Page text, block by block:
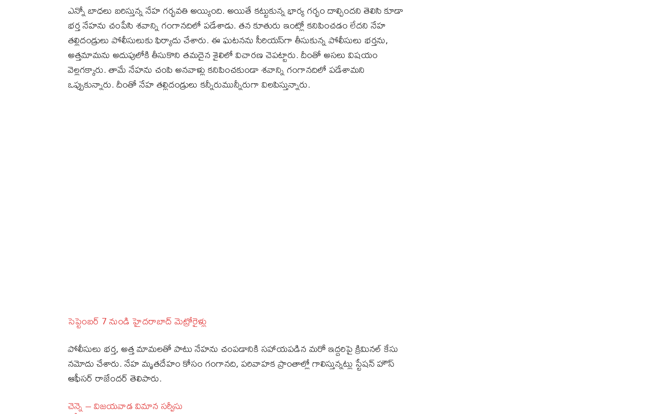
ఎన్నో బాధలు బరిస్తున్న నేహ గర్భవతి అయ్యింది. అయితే కట్టుకున్న భార్య గర్భం దాల్చిందని తెలిసి కూడా
భర్త నేహను చంపేసి శవాన్ని గంగానదిలో పడేశాడు. తన కూతురు ఇంట్లో కనిపించడం లేదని నేహ
తల్లిదండ్రులు పోలీసులుకు ఫిర్యాదు చేశారు. ఈ ఘటనను సీరియస్‌గా తీసుకున్న పోలీసులు భర్తను,
అత్తమామను అదుపులోకి తీసుకొని తమదైన శైలిలో విచారణ చెపట్టారు. దీంతో అసలు విషయం
వెల్లగక్కారు. తామే నేహను చంపి అనవాళ్లు కనిపించకుండా శవాన్ని గంగానదిలో పడేశామని
ఒప్పుకున్నారు. దీంతో నేహ తల్లిదండ్రులు కన్నీరుమున్నీరుగా విలపిస్తున్నారు.
సెప్టెంబర్‌ 7 నుండి హైదరాబాద్‌ మెట్రోరైళ్లు
పోలీసులు భర్త, అత్త మామలతో పాటు నేహను చంపడానికి సహాయపడిన మరో ఇద్దరిపై క్రిమినల్‌ కేసు
నమోదు చేశారు. నేహ మృతదేహం కోసం గంగానది, పరివాహక ప్రాంతాల్లో గాలిస్తున్నట్లు స్టేషన్‌ హౌస్‌
ఆఫీసర్‌ రాజేందర్‌ తెలిపారు.
చెన్నై – విజయవాడ విమాన సర్వీసు